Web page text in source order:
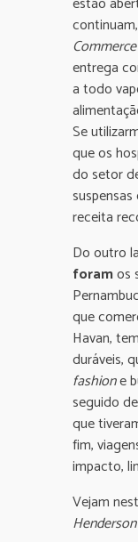
Commerce
entrega
a todo
Se
que os
do setor
receita
Do outro
foramos
que
Havan,
duráveis,
fashione
seguido de
que
fim,
impacto,
Vejam